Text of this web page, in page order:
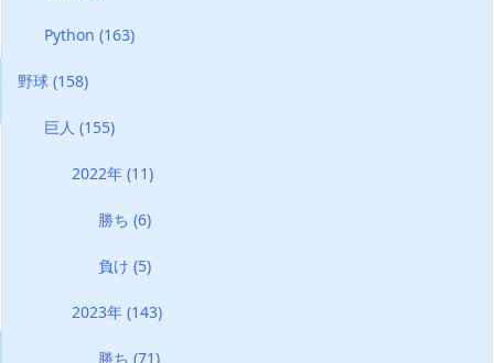
Python(163)
野球 (158)
巨人(155)
2022年 (11)
勝ち(6)
負け(5)
2023年 (143)
勝ち(71)